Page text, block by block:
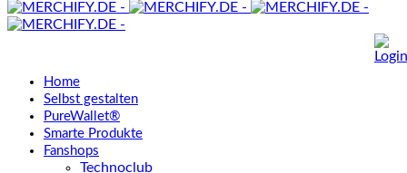
Home
Selbst gestalten
PureWallet®
Smarte Produkte
Fanshops
Technoclub